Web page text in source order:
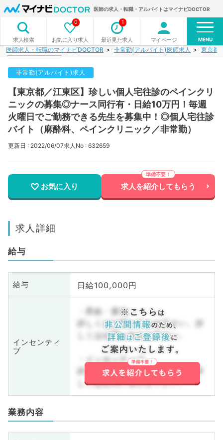
医師の求人・転職・アルバイトはマイナビDOCTOR
求人検索 お気に入り求人
0
最近見た求人
1
マイページ MENU
医師求人・転職のマイナビDOCTOR 非常勤(アルバイト)医師求人 東京都
非常勤(アルバイト)求人
【東京都／江東区】珍しい個人宅往診のペインクリ
ニックの募集◎ナース同行有・日給10万円！毎週
火曜日でご勤務できる先生を募集中！◎個人宅往診
バイト（麻酔科、ペインクリニック／非常勤）
更新日 : 2022/06/07求人No : 632659
お気に入り 求人を紹介してもらう
求人詳細
給与
給与 日給100,000円
インセンティ
ブ
・昇給・賞与
詳しくはお問い合わせ下さい。詳
しくはお問い合わせ下さい。
・インセンティブ
詳しくはお問い合わせ下さい。詳
しくはお問い合わせ下さい。
業務内容